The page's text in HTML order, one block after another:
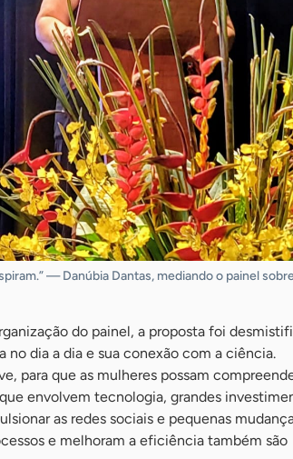
— Danúbia Dantas, mediando o painel
do painel, a proposta foi
no dia a dia e sua conexão com a ciência.
para que as mulheres possam
envolvem tecnologia, grandes
as redes sociais e pequenas
e melhoram a eficiência também são